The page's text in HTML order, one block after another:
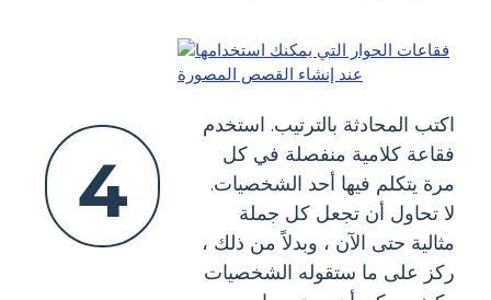
4
اكتب المحادثة بالترتيب. استخدم
فقاعة كلامية منفصلة في كل
مرة يتكلم فيها أحد الشخصيات.
لا تحاول أن تجعل كل جملة
مثالية حتى الآن ، وبدلاً من ذلك ،
ركز على ما ستقوله الشخصيات